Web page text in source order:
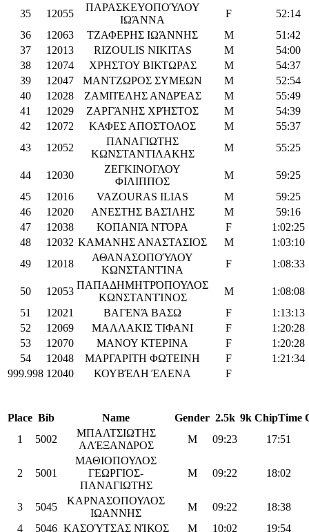
35
12055
ΠΑΡΑΣΚΕΥΟΠΟΎΛΟΥ
ΙΩΆΝΝΑ
F
52:14
36
12063 ΤΖΑΦΕΡΗΣ ΙΩΆΝΝΗΣ M
51:42
37
12013 RIZOULIS NIKITAS M
54:00
38
12074 ΧΡΗΣΤΟΥ ΒΙΚΤΩΡΑΣ M
54:37
39
12047 ΜΑΝΤΖΩΡΟΣ ΣΥΜΕΩΝ M
52:54
40
12028 ΖΑΜΠΈΛΗΣ ΑΝΔΡΈΑΣ M
55:49
41
12029 ΖΑΡΓΆΝΗΣ ΧΡΉΣΤΟΣ M
54:39
42
12072 ΚΑΦΕΣ ΑΠΟΣΤΟΛΟΣ M
55:37
43
12052
ΠΑΝΑΓΙΩΤΗΣ
ΚΩΝΣΤΑΝΤΙΛΑΚΗΣ
M 55:25
44 12030
ΖΕΓΚΙΝΟΓΛΟΥ
ΦΙΛΙΠΠΟΣ
M
59:25
45
12016 VAZOURAS ILIAS M
59:25
46
12020 ΑΝΕΣΤΗΣ ΒΑΣΊΛΗΣ M
59:16
47
12038 ΚΟΠΑΝΙΆ ΝΤΌΡΑ F
1:02:25
48
12032 ΚΑΜΑΝΗΣ ΑΝΑΣΤΑΣΙΟΣ M
1:03:10
49
12018
ΑΘΑΝΑΣΟΠΟΎΛΟΥ
ΚΩΝΣΤΑΝΤΊΝΑ
F 1:08:33
50 12053
ΠΑΠΑΔΗΜΗΤΡΌΠΟΥΛΟΣ
ΚΩΝΣΤΑΝΤΊΝΟΣ
M
1:08:08
51
12021 ΒΑΓΕΝΆ ΒΑΣΩ F
1:13:13
52
12069 ΜΑΛΛΑΚΙΣ ΤΙΦΑΝΙ F
1:20:28
53
12070 ΜΑΝΟΥ ΚΤΕΡΙΝΑ F
1:20:28
54
12048 ΜΑΡΓΑΡΙΤΗ ΦΩΤΕΙΝΗ F
1:21:34
999.998 12040 ΚΟΥΒΈΛΗ ΈΛΕΝΑ F
Place Bib Name Gender 2.5k 9k ChipTime
1
5002
ΜΠΑΛΤΣΙΩΤΗΣ
ΑΛΈΞΑΝΔΡΟΣ
M 09:23 17:51
2 5001
ΜΑΘΙΟΠΟΥΛΟΣ
ΓΕΩΡΓΙΟΣ-
ΠΑΝΑΓΙΩΤΗΣ
M 09:22 18:02
3 5045
ΚΑΡΝΑΣΟΠΟΥΛΟΣ
ΙΩΑΝΝΗΣ
M 09:22
18:38
4
5046 ΚΑΣΟΎΤΣΑΣ ΝΊΚΟΣ M 10:02 19:54